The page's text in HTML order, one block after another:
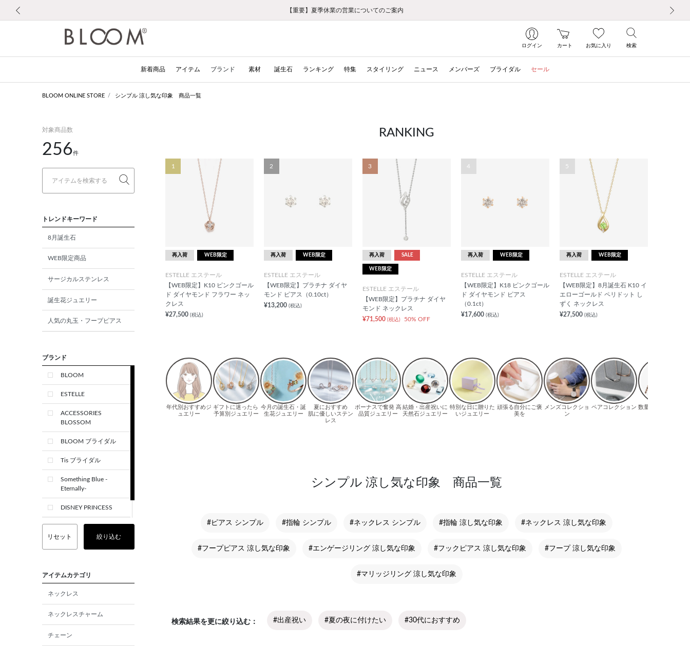
お修理・アフターサービスのご案内
【重要】令和８年熊本地震に伴う集配への影響について
【重要】ギフトラッピング料金改定および仕様変更のお知らせ
【重要】夏季休業の営業についてのご案内
税込5,500円以上で送料無料｜最短24時間以内に発送
新規会員登録で1000ポイントプレゼント！
新規LINE友だち登録で500円クーポンプレゼント
会員限定！レビュー投稿で100ポイントプレゼント
お修理・アフターサービスのご案内
【重要】令和８年熊本地震に伴う集配への影響について
ログイン カート お気に入り 検索
新着商品 アイテム ブランド 素材 誕生石 ランキング 特集 スタイリング ニュース メンバーズ ブライダル セール
BLOOM ONLINE STORE シンプル 涼し気な印象 商品一覧
対象商品数
256件
トレンドキーワード
8月誕生石
WEB限定商品
サージカルステンレス
誕生花ジュエリー
人気の丸玉・フープピアス
ブランド
BLOOM
ESTELLE
ACCESSORIES
BLOSSOM
BLOOM ブライダル
Tis ブライダル
Something Blue -
Eternally-
DISNEY PRINCESS
CREST+
リセット
絞り込む
アイテムカテゴリ
ネックレス
ネックレスチャーム
チェーン
RANKING
1
再入荷 WEB限定
ESTELLE エステール
【WEB限定】K10 ピンクゴール
ド ダイヤモンド フラワー ネッ
クレス
¥27,500 (税込)
2
再入荷 WEB限定
ESTELLE エステール
【WEB限定】プラチナ ダイヤ
モンド ピアス（0.10ct）
¥13,200 (税込)
3
再入荷 SALE
WEB限定
ESTELLE エステール
【WEB限定】プラチナ ダイヤ
モンド ネックレス
¥71,500 (税込) 50% OFF
4
再入荷 WEB限定
ESTELLE エステール
【WEB限定】K18 ピンクゴール
ド ダイヤモンド ピアス
（0.1ct）
¥17,600 (税込)
5
再入荷 WEB限定
ESTELLE エステール
【WEB限定】8月誕生石 K10 イ
エローゴールド ペリドット し
ずく ネックレス
¥27,500 (税込)
シンプル 涼し気な印象 商品一覧
#ピアス シンプル #指輪 シンプル #ネックレス シンプル #指輪 涼し気な印象 #ネックレス 涼し気な印象
#フープピアス 涼し気な印象 #エンゲージリング 涼し気な印象 #フックピアス 涼し気な印象 #フープ 涼し気な印象
#マリッジリング 涼し気な印象
検索結果を更に絞り込む #出産祝い #夏の夜に付けたい #30代におすすめ